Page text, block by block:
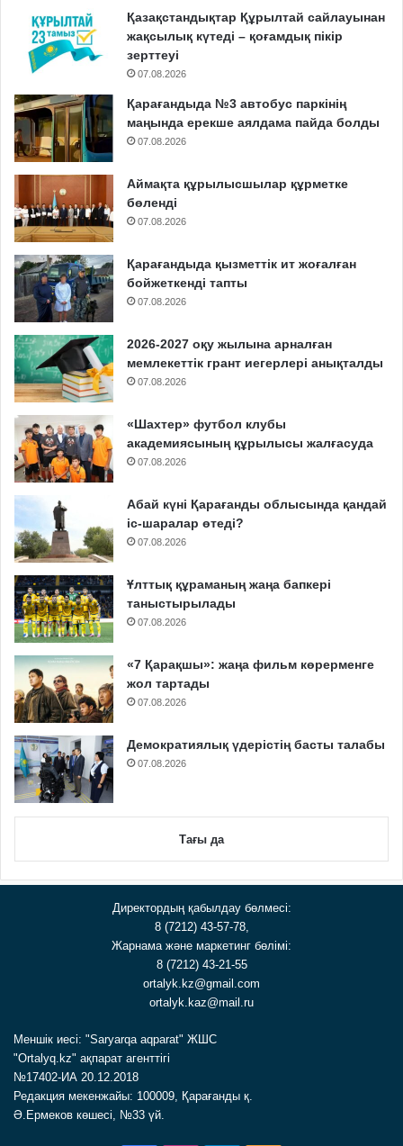
Қазақстандықтар Құрылтай сайлауынан
жақсылық күтеді – қоғамдық пікір
зерттеуі
07.08.2026
Қарағандыда №3 автобус паркінің
маңында ерекше аялдама пайда болды
07.08.2026
Аймақта құрылысшылар құрметке
бөленді
07.08.2026
Қарағандыда қызметтік ит жоғалған
бойжеткенді тапты
07.08.2026
2026-2027 оқу жылына арналған
мемлекеттік грант иегерлері анықталды
07.08.2026
«Шахтер» футбол клубы
академиясының құрылысы жалғасуда
07.08.2026
Абай күні Қарағанды облысында қандай
іс-шаралар өтеді?
07.08.2026
Ұлттық құраманың жаңа бапкері
таныстырылады
07.08.2026
«7 Қарақшы»: жаңа фильм көрерменге
жол тартады
07.08.2026
Демократиялық үдерістің басты талабы
07.08.2026
Тағы да
Директордың қабылдау бөлмесі:
8 (7212) 43-57-78,
Жарнама және маркетинг бөлімі:
8 (7212) 43-21-55
ortalyk.kz@gmail.com
ortalyk.kaz@mail.ru
Меншік иесі: "Saryarqa aqparat" ЖШС
"Ortalyq.kz" ақпарат агенттігі
№17402-ИА 20.12.2018
Редакция мекенжайы: 100009, Қарағанды қ.
Ә.Ермеков көшесі, №33 үй.